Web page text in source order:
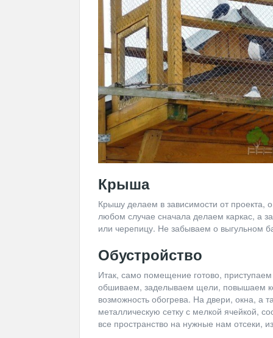
Крыша
Крышу делаем в зависимости от проекта,
любом случае сначала делаем каркас, а
или черепицу. Не забываем о выгульном
Обустройство
Итак, само помещение готово,
обшиваем, заделываем щели, повышаем
возможность обогрева. На двери, окна, а
металлическую сетку с мелкой ячейкой,
все пространство на нужные нам отсеки,